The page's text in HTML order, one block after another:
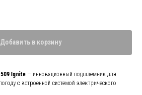
Добавить в корзину
Ignite — инновационный подшлемник для
с встроенной системой электрического